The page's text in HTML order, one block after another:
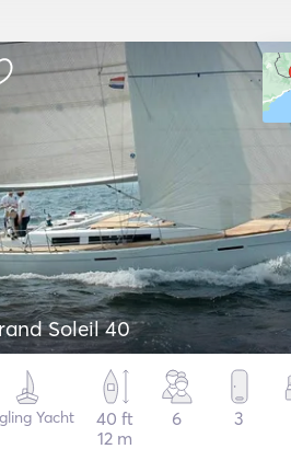
Soleil 40
Yacht
40 ft
12 m
6 3